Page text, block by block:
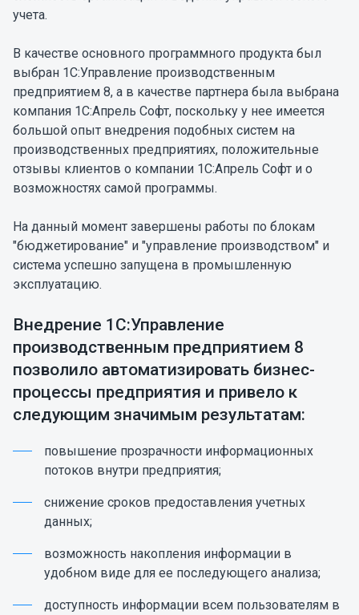
учета.
В качестве основного программного продукта был
выбран 1С:Управление производственным
предприятием 8, а в качестве партнера была выбрана
компания 1С:Апрель Софт, поскольку у нее имеется
большой опыт внедрения подобных систем на
производственных предприятиях, положительные
отзывы клиентов о компании 1С:Апрель Софт и о
возможностях самой программы.
На данный момент завершены работы по блокам
"бюджетирование" и "управление производством" и
система успешно запущена в промышленную
эксплуатацию.
Внедрение 1С:Управление
производственным предприятием 8
позволило автоматизировать бизнес-
процессы предприятия и привело к
следующим значимым результатам:
повышение прозрачности информационных
потоков внутри предприятия;
снижение сроков предоставления учетных
данных;
возможность накопления информации в
удобном виде для ее последующего анализа;
доступность информации всем пользователям в